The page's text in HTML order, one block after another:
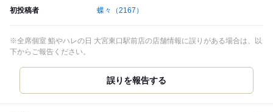
初投稿者 蝶々 （2167）
※全席個室 鮨やハレの日 大宮東口駅前店の店舗情報に誤りがある場合は、以
下からご報告ください。
誤りを報告する